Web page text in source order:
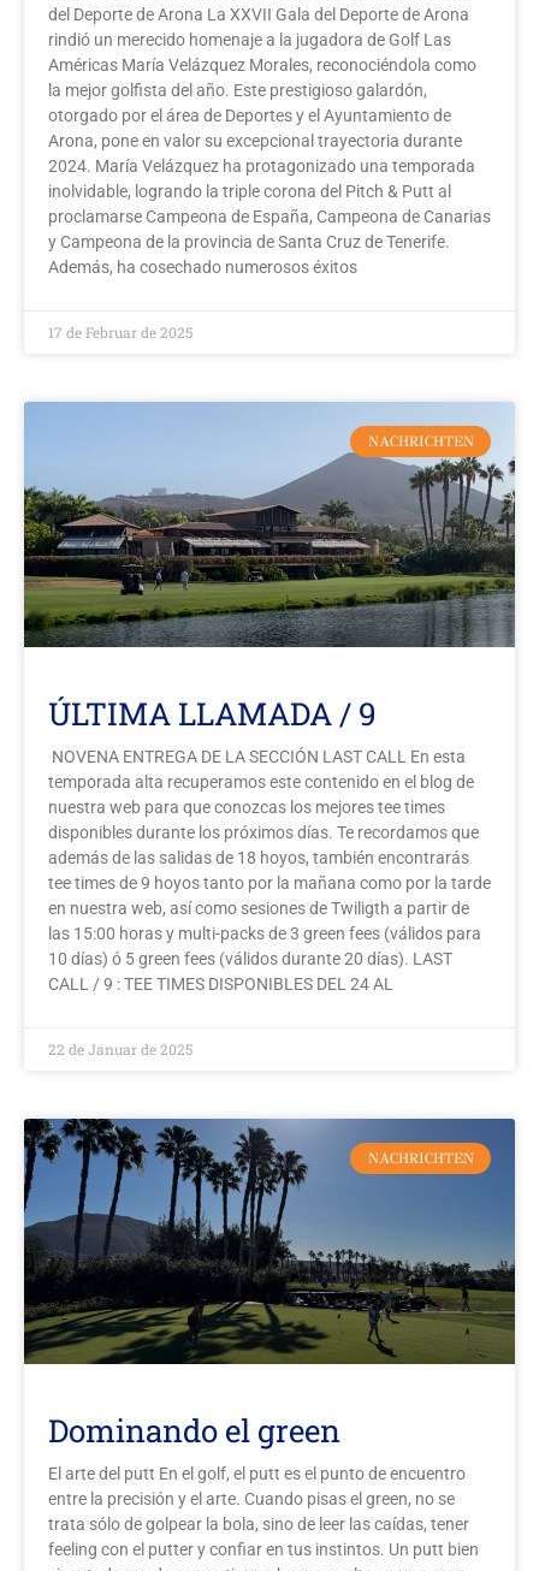
del Deporte de Arona La XXVII Gala del Deporte de Arona
rindió un merecido homenaje a la jugadora de Golf Las
Américas María Velázquez Morales, reconociéndola como
la mejor golfista del año. Este prestigioso galardón,
otorgado por el área de Deportes y el Ayuntamiento de
Arona, pone en valor su excepcional trayectoria durante
2024. María Velázquez ha protagonizado una temporada
inolvidable, logrando la triple corona del Pitch & Putt al
proclamarse Campeona de España, Campeona de Canarias
y Campeona de la provincia de Santa Cruz de Tenerife.
Además, ha cosechado numerosos éxitos
17 de Februar de 2025
NACHRICHTEN
ÚLTIMA LLAMADA / 9
NOVENA ENTREGA DE LA SECCIÓN LAST CALL En esta
temporada alta recuperamos este contenido en el blog de
nuestra web para que conozcas los mejores tee times
disponibles durante los próximos días. Te recordamos que
además de las salidas de 18 hoyos, también encontrarás
tee times de 9 hoyos tanto por la mañana como por la tarde
en nuestra web, así como sesiones de Twiligth a partir de
las 15:00 horas y multi-packs de 3 green fees (válidos para
10 días) ó 5 green fees (válidos durante 20 días). LAST
CALL / 9 : TEE TIMES DISPONIBLES DEL 24 AL
22 de Januar de 2025
NACHRICHTEN
Dominando el green
El arte del putt En el golf, el putt es el punto de encuentro
entre la precisión y el arte. Cuando pisas el green, no se
trata sólo de golpear la bola, sino de leer las caídas, tener
feeling con el putter y confiar en tus instintos. Un putt bien